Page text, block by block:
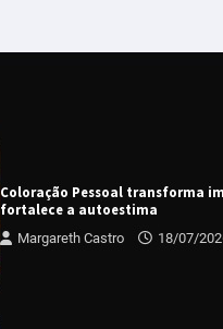
Coloração Pessoal transforma
fortalece a autoestima
Margareth Castro 18/07/